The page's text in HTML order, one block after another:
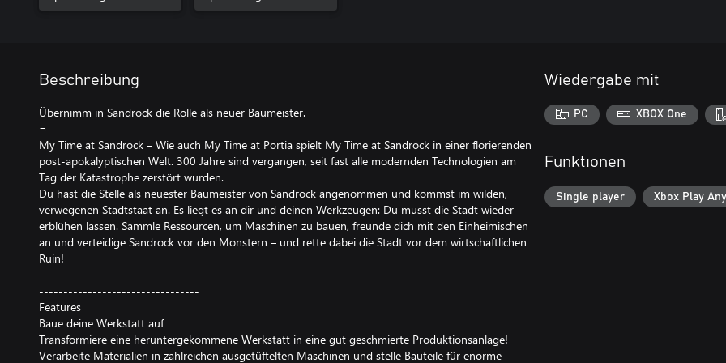
Beschreibung
Übernimm in Sandrock die Rolle als neuer Baumeister.
¬---------------------------------
My Time at Sandrock – Wie auch My Time at Portia spielt My Time at Sandrock in einer florierenden
post-apokalyptischen Welt. 300 Jahre sind vergangen, seit fast alle modernden Technologien am
Tag der Katastrophe zerstört wurden.
Du hast die Stelle als neuester Baumeister von Sandrock angenommen und kommst im wilden,
verwegenen Stadtstaat an. Es liegt es an dir und deinen Werkzeugen: Du musst die Stadt wieder
erblühen lassen. Sammle Ressourcen, um Maschinen zu bauen, freunde dich mit den Einheimischen
an und verteidige Sandrock vor den Monstern – und rette dabei die Stadt vor dem wirtschaftlichen
Ruin!
---------------------------------
Features
Baue deine Werkstatt auf
Transformiere eine heruntergekommene Werkstatt in eine gut geschmierte Produktionsanlage!
Verarbeite Materialien in zahlreichen ausgetüftelten Maschinen und stelle Bauteile für enorme
Wiedergabe mit
PC XBOX One
Funktionen
Single player Xbox Play